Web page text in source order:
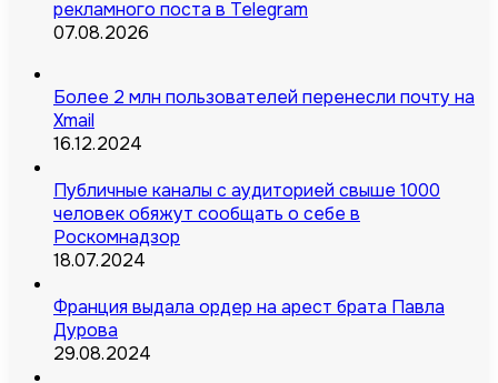
рекламного поста в Telegram
07.08.2026
Более 2 млн пользователей перенесли почту на
Xmail
16.12.2024
Публичные каналы с аудиторией свыше 1000
человек обяжут сообщать о себе в
Роскомнадзор
18.07.2024
Франция выдала ордер на арест брата Павла
Дурова
29.08.2024